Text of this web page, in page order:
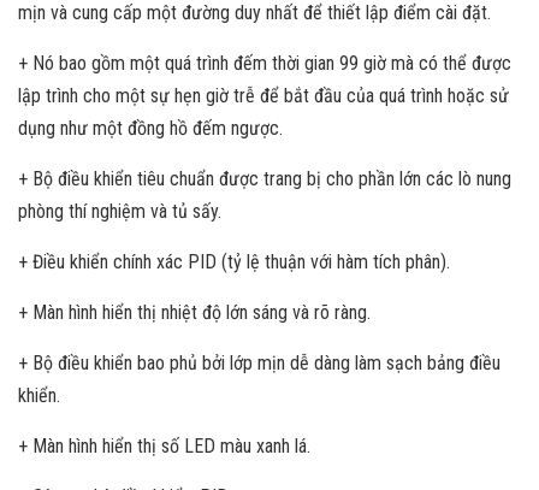
mịn và cung cấp một đường duy nhất để thiết lập điểm cài đặt.
+ Nó bao gồm một quá trình đếm thời gian 99 giờ mà có thể được
lập trình cho một sự hẹn giờ trễ để bắt đầu của quá trình hoặc sử
dụng như một đồng hồ đếm ngược.
+ Bộ điều khiển tiêu chuẩn được trang bị cho phần lớn các lò nung
phòng thí nghiệm và tủ sấy.
+ Điều khiển chính xác PID (tỷ lệ thuận với hàm tích phân).
+ Màn hình hiển thị nhiệt độ lớn sáng và rõ ràng.
+ Bộ điều khiển bao phủ bởi lớp mịn dễ dàng làm sạch bảng điều
khiển.
+ Màn hình hiển thị số LED màu xanh lá.